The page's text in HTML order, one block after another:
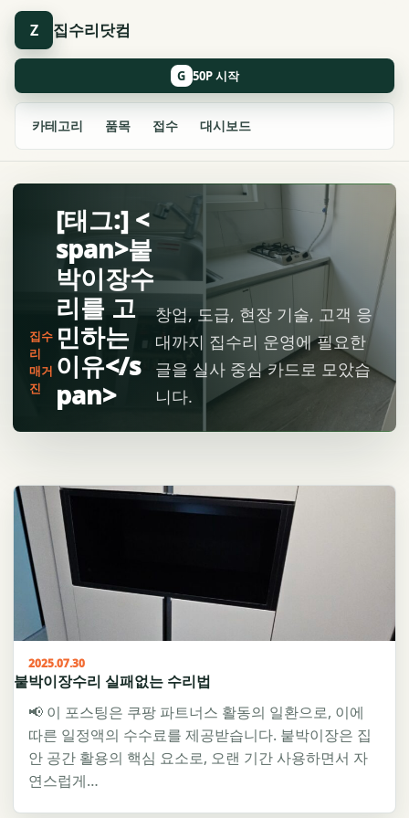
Z 집수리닷컴
카테고리 품목 접수 대시보드
G
집수
리
매거
진
[태그:] <
span>붙
박이장수
리를 고
민하는
이유</s
pan>
창업, 도급, 현장 기술, 고객 응
대까지 집수리 운영에 필요한
글을 실사 중심 카드로 모았습
니다.
2025.07.30
붙박이장수리 실패없는 수리법
📢 이 포스팅은 쿠팡 파트너스 활동의 일환으로, 이에
따른 일정액의 수수료를 제공받습니다. 붙박이장은 집
안 공간 활용의 핵심 요소로, 오랜 기간 사용하면서 자
연스럽게…